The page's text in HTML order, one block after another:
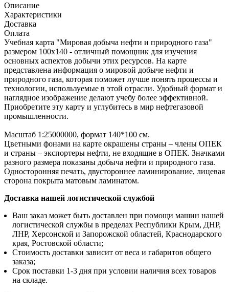
Описание
Характеристики
Доставка
Оплата
Учебная карта "Мировая добыча нефти и природного газа"
размером 100х140 - отличный помощник для изучения
основных аспектов добычи этих ресурсов. На карте
представлена информация о мировой добыче нефти и
природного газа, которая поможет лучше понять процессы и
технологии, используемые в этой отрасли. Удобный формат и
наглядное изображение делают учебу более эффективной.
Приобретите эту карту и углубитесь в мир нефтегазовой
промышленности.
Масштаб 1:25000000, формат 140*100 см.
Цветными фонами на карте окрашены страны – члены ОПЕК
и страны – экспортеры нефти, не входящие в ОПЕК. Значками
разного размера показаны добыча нефти и природного газа.
Односторонняя печать, двустороннее ламинирование, лицевая
сторона покрыта матовым ламинатом.
Доставка нашей логистической службой
Ваш заказ может быть доставлен при помощи машин нашей
логистической службы в пределах Республики Крым, ДНР,
ЛНР, Херсонской и Запорожской областей, Краснодарского
края, Ростовской области;
Стоимость доставки зависит от веса и габаритов общего
заказа;
Срок поставки 1-3 дня при условии наличия всех товаров
на складе.